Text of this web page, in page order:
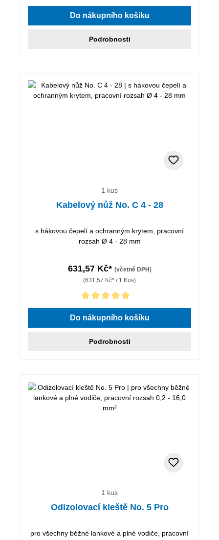
Průměrné hodnocení 4 z 5 hvězd
Do nákupního košíku
Podrobnosti
1 kus
Kabelový nůž No. C 4 - 28
s hákovou čepelí a ochranným krytem, pracovní
rozsah Ø 4 - 28 mm
631,57 Kč* (včetně DPH)
(631,57 Kč* / 1 Kus)
Průměrné hodnocení 5 z 5 hvězd
Do nákupního košíku
Podrobnosti
1 kus
Odizolovací kleště No. 5 Pro
pro všechny běžné lankové a plné vodiče, pracovní